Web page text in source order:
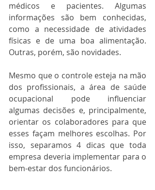
médicos e pacientes. Algumas
informações são bem conhecidas,
como a necessidade de atividades
físicas e de uma boa alimentação.
Outras, porém, são novidades.
Mesmo que o controle esteja na mão
dos profissionais, a área de saúde
ocupacional pode influenciar
algumas decisões e, principalmente,
orientar os colaboradores para que
esses façam melhores escolhas. Por
isso, separamos 4 dicas que toda
empresa deveria implementar para o
bem-estar dos funcionários.